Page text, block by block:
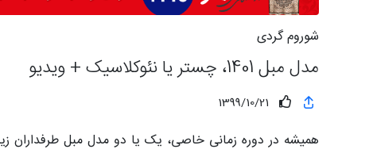
شوروم گردی
مدل مبل 1401، چستر یا نئوکلاسیک + ویدیو
1399/10/21
همیشه در دوره زمانی خاصی، یک یا دو مدل مبل طرفداران